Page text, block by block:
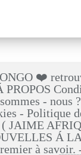
❤️
- nous
- Politique
( JAIME
Á
à savoir.